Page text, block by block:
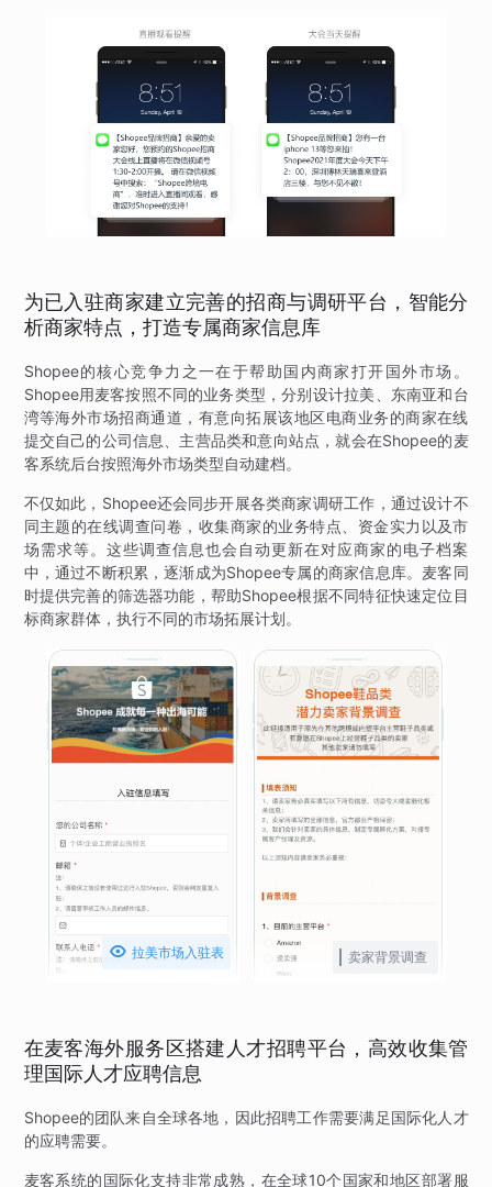
为已入驻商家建立完善的招商与调研平台，智能分
析商家特点，打造专属商家信息库
Shopee的核心竞争力之一在于帮助国内商家打开国外市场。
Shopee用麦客按照不同的业务类型，分别设计拉美、东南亚和台
湾等海外市场招商通道，有意向拓展该地区电商业务的商家在线
提交自己的公司信息、主营品类和意向站点，就会在Shopee的麦
客系统后台按照海外市场类型自动建档。
不仅如此，Shopee还会同步开展各类商家调研工作，通过设计不
同主题的在线调查问卷，收集商家的业务特点、资金实力以及市
场需求等。这些调查信息也会自动更新在对应商家的电子档案
中，通过不断积累，逐渐成为Shopee专属的商家信息库。麦客同
时提供完善的筛选器功能，帮助Shopee根据不同特征快速定位目
标商家群体，执行不同的市场拓展计划。
 拉美市场入驻表 卖家背景调查
在麦客海外服务区搭建人才招聘平台，高效收集管
理国际人才应聘信息
Shopee的团队来自全球各地，因此招聘工作需要满足国际化人才
的应聘需要。
麦客系统的国际化支持非常成熟，在全球10个国家和地区部署服